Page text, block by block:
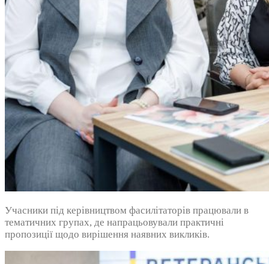
Учасники під керівництвом фасилітаторів працювали в
тематичних групах, де напрацьовували практичні
пропозиції щодо вирішення наявних викликів.